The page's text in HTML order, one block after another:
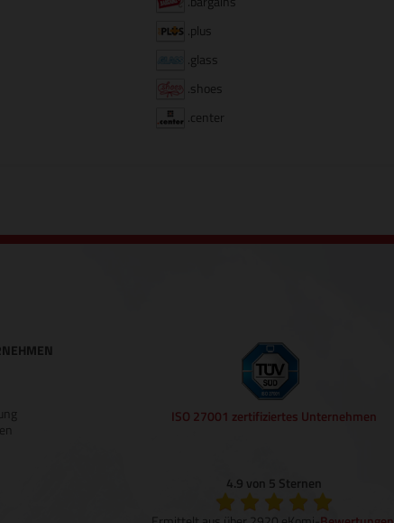
.plus
.glass
.shoes
.center
ISO 27001 zertifiziertes Unternehmen
4.9 von 5 Sternen